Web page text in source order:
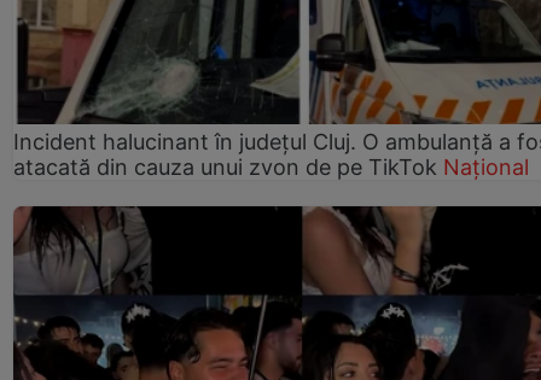
Incident halucinant în județul Cluj. O ambulanță a
atacată din cauza unui zvon de pe TikTok Național